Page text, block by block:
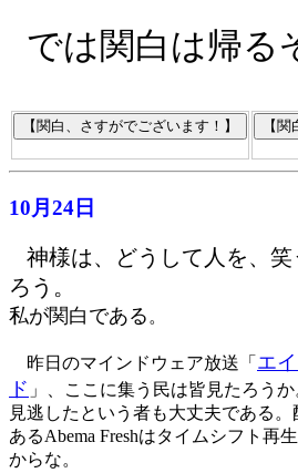
では関白は帰る
10月24日
神様は、どうして人を、
ろう。
私が関白である。
昨日のマインドウェア放送「 エ
ド 」、ここに集う民は皆見たろうか
見逃したという者も大丈夫である
あるAbema Freshはタイムシフト再
からな。